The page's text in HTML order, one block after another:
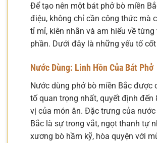
Để tạo nên một bát phở bò miền
điệu, không chỉ cần công thức mà
tỉ mỉ, kiên nhẫn và am hiểu về từng
phần. Dưới đây là những yếu tố
Nước Dùng: Linh Hồn Của Bát Phở
Nước dùng phở bò miền Bắc được
tố quan trọng nhất, quyết định đến
vị của món ăn. Đặc trưng của
Bắc là sự trong vắt, ngọt thanh tự
xương bò hầm kỹ, hòa quyện với